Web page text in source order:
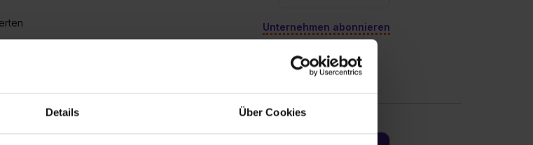
Details Über Cookies
Unternehmen abonnieren